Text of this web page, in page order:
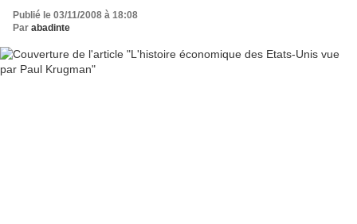
Publié le 03/11/2008 à 18:08
Par abadinte